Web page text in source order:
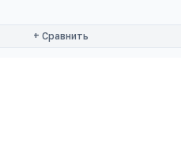
+ Сравнить